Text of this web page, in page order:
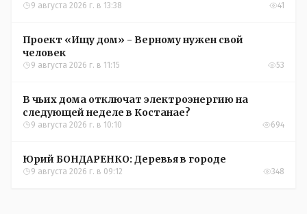
9 августа 2026 г. в 13:38 41
Проект «Ищу дом» - Верному нужен свой
человек
9 августа 2026 г. в 11:15 53
В чьих дома отключат электроэнергию на
следующей неделе в Костанае?
9 августа 2026 г. в 10:10 694
Юрий БОНДАРЕНКО: Деревья в городе
9 августа 2026 г. в 09:12 348